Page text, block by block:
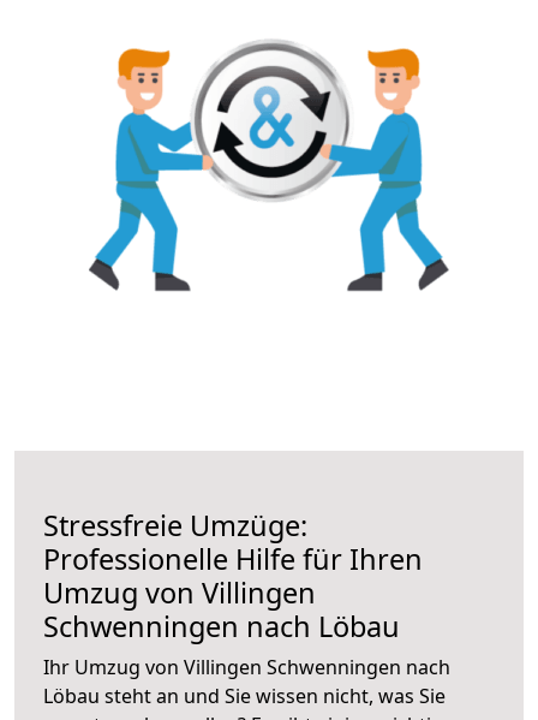
Stressfreie Umzüge:
Professionelle Hilfe für Ihren
Umzug von Villingen
Schwenningen nach Löbau
Ihr Umzug von Villingen Schwenningen nach
Löbau steht an und Sie wissen nicht, was Sie